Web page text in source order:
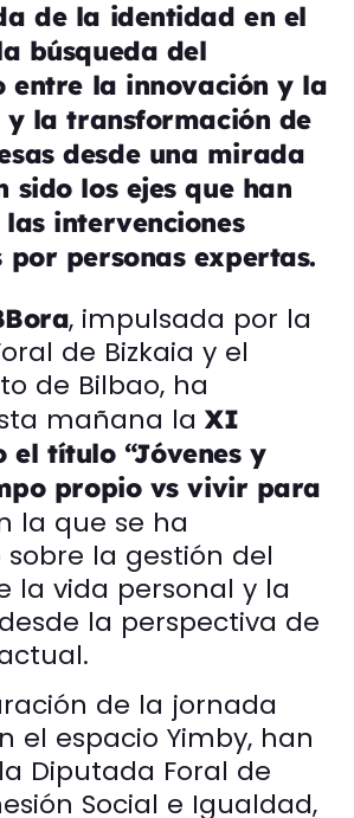
de la identidad en el
búsqueda del
entre la innovación y la
la transformación de
desde una mirada
sido los ejes que han
intervenciones
por personas expertas.
, impulsada por la
de Bizkaia y el
de Bilbao, ha
mañana la XI
el título “Jóvenes y
propio vs vivir para
la que se ha
la gestión del
la vida personal y la
la perspectiva de
de la jornada
el espacio Yimby, han
Diputada Foral de
Social e Igualdad,